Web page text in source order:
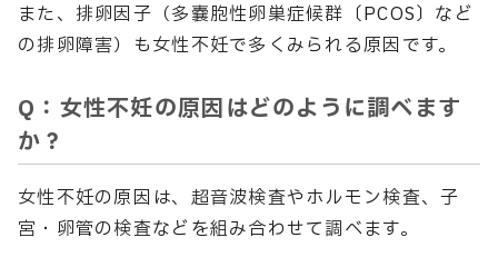
また、排卵因子（多嚢胞性卵巣症候群〔PCOS〕など
の排卵障害）も女性不妊で多くみられる原因です。
Q：女性不妊の原因はどのように調べます
か？
女性不妊の原因は、超音波検査やホルモン検査、子
宮・卵管の検査などを組み合わせて調べます。